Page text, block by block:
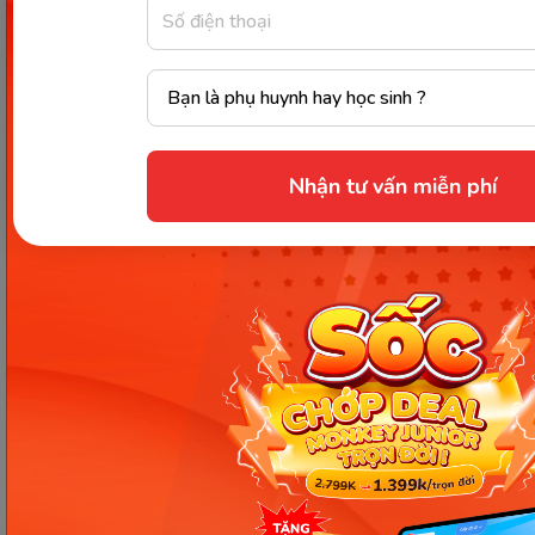
Nhận tư vấn miễn phí
Các Bài Viết Mới Nhất
[Thảo luận] Cơn thịnh nộ (ăn
vạ) của trẻ | Kỷ luật tích cực #17
từ tiếng Anh? Cách giúp con
nhớ lâu mà không cần học
nhiều
Ngày 17: Bé nhận diện từ nhanh
qua hình ảnh – Chìa khóa giúp
con hiểu ngay không cần dịch
Ngày 16: Tăng tốc độ phản xạ và